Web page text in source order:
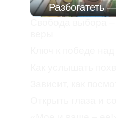
Разбогатеть